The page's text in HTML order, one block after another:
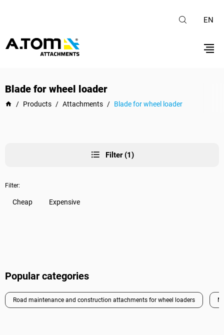
EN
Blade for wheel loader
/ Products / Attachments / Blade for wheel loader
Filter (1)
Filter:
Cheap Expensive
Popular categories
Road maintenance and construction attachments for wheel loaders